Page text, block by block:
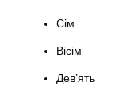
Сім
Вісім
Дев’ять